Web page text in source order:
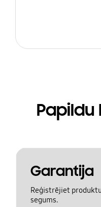
Garantija
Reģistrējiet
segums.